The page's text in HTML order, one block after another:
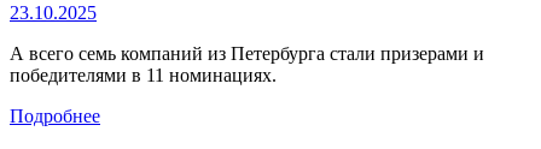
23.10.2025
А всего семь компаний из Петербурга стали призерами и
победителями в 11 номинациях.
Подробнее